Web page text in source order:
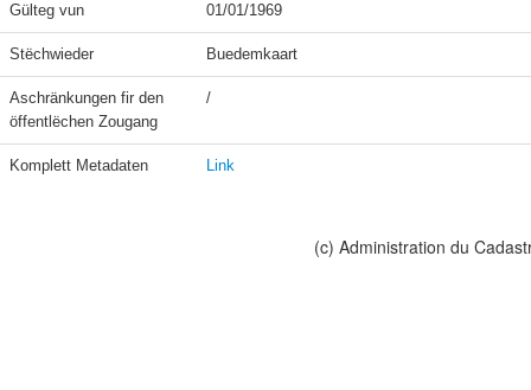
Gülteg vun 01/01/1969
Stëchwieder Buedemkaart
Aschränkungen fir den
öffentlëchen Zougang
/
Komplett Metadaten Link
(c) Administration du